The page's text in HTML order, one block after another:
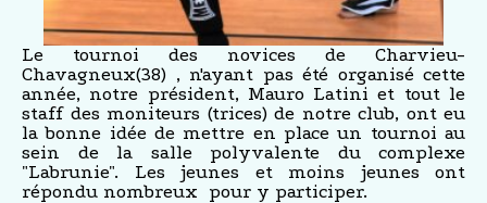
Le tournoi des novices de Charvieu-
Chavagneux(38) , n'ayant pas été organisé cette
année, notre président, Mauro Latini et tout le
staff des moniteurs (trices) de notre club, ont eu
la bonne idée de mettre en place un tournoi au
sein de la salle polyvalente du complexe
"Labrunie". Les jeunes et moins jeunes ont
répondu nombreux pour y participer.